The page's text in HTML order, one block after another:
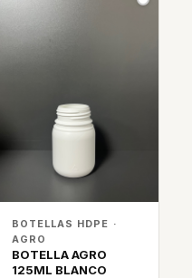
BOTELLAS HDPE ·
AGRO
BOTELLA AGRO
125ML BLANCO